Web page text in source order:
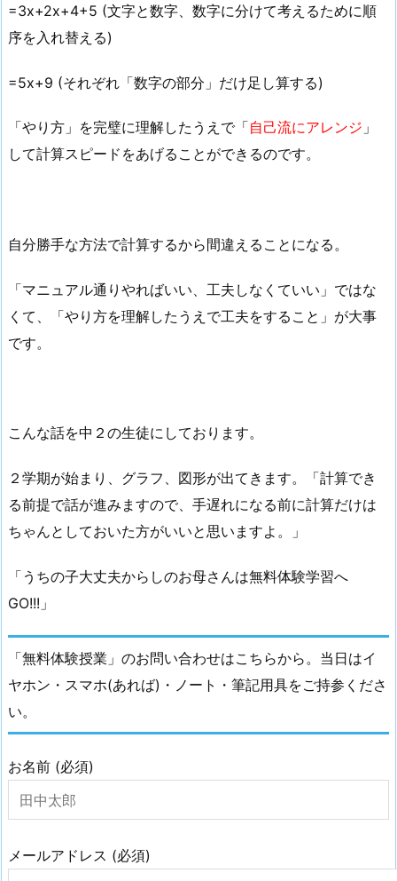
=3x+2x+4+5 (文字と数字、数字に分けて考えるために順
序を入れ替える)
=5x+9 (それぞれ「数字の部分」だけ足し算する)
「やり方」を完璧に理解したうえで「自己流にアレンジ 」
して計算スピードをあげることができるのです。
自分勝手な方法で計算するから間違えることになる。
「マニュアル通りやればいい、工夫しなくていい」ではな
くて、「やり方を理解したうえで工夫をすること」が大事
です。
こんな話を中２の生徒にしております。
２学期が始まり、グラフ、図形が出てきます。「計算でき
る前提で話が進みますので、手遅れになる前に計算だけは
ちゃんとしておいた方がいいと思いますよ。」
「うちの子大丈夫からしのお母さんは無料体験学習へ
GO!!!」
「無料体験授業」のお問い合わせはこちらから。当日はイ
ヤホン・スマホ(あれば)・ノート・筆記用具をご持参くださ
い。
お名前 (必須)
メールアドレス (必須)